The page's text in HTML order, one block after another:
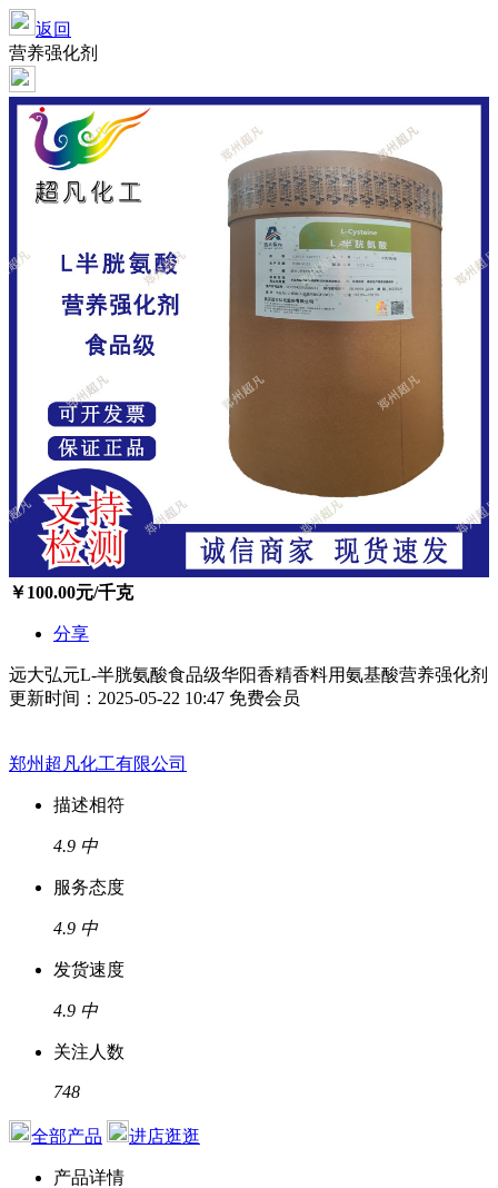
返回
营养强化剂
￥100.00元/千克
分享
远大弘元L-半胱氨酸食品级华阳香精香料用氨基酸营养强化剂
更新时间：2025-05-22 10:47 免费会员
郑州超凡化工有限公司
描述相符
4.9 中
服务态度
4.9 中
发货速度
4.9 中
关注人数
748
全部产品 进店逛逛
产品详情